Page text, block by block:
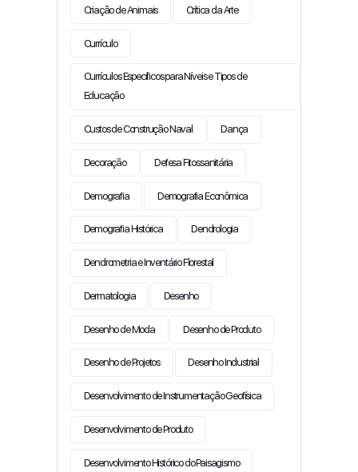
Criação de Animais Crítica da Arte
Currículo
Currículos Específicos para Níveis e Tipos de
Educação
Custos de Construção Naval Dança
Decoração Defesa Fitossanitária
Demografia Demografia Econômica
Demografia Histórica Dendrologia
Dendrometria e Inventário Florestal
Dermatologia Desenho
Desenho de Moda Desenho de Produto
Desenho de Projetos Desenho Industrial
Desenvolvimento de Instrumentação Geofísica
Desenvolvimento de Produto
Desenvolvimento Histórico do Paisagismo